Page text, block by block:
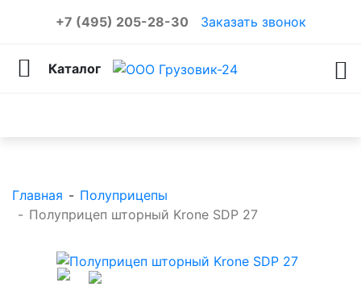
+7 (495) 205-28-30 Заказать звонок
Каталог
Главная - Полуприцепы
- Полуприцеп шторный Krone SDP 27